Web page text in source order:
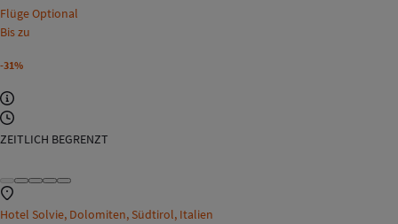
Flüge Optional
Bis zu
-31%
ZEITLICH BEGRENZT
Hotel Solvie, Dolomiten, Südtirol, Italien